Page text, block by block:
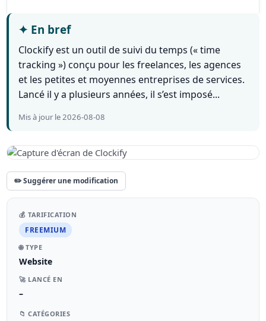
✦ En bref
Clockify est un outil de suivi du temps (« time
tracking ») conçu pour les freelances, les agences
et les petites et moyennes entreprises de services.
Lancé il y a plusieurs années, il s’est imposé...
Mis à jour le 2026-08-08
✏️ Suggérer une modification
💰 TARIFICATION
FREEMIUM
🌐 TYPE
Website
🚀 LANCÉ EN
–
📁 CATÉGORIES